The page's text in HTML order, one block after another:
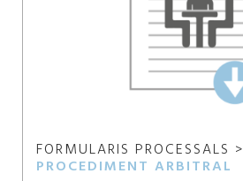
FORMULARIS PROCESSALS >
PROCEDIMENT ARBITRAL